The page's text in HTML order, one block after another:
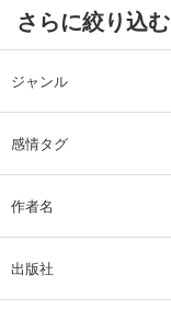
さらに絞り込む
ジャンル
感情タグ
作者名
出版社